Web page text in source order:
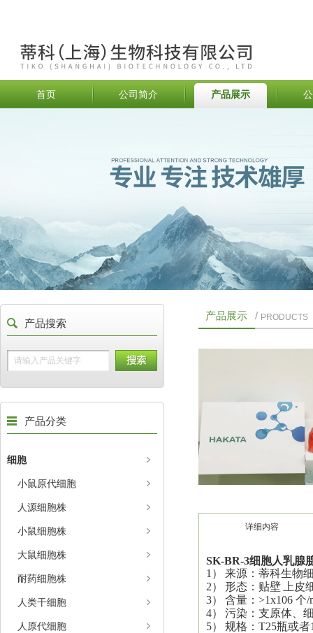
首页 公司简介 产品展示
产品搜索
产品分类
细胞
小鼠原代细胞
人源细胞株
小鼠细胞株
大鼠细胞株
耐药细胞株
人类干细胞
人原代细胞
产品展示 / PRODUCTS
详细内容
SK-BR-3细胞人乳腺
1）
来源：蒂科生物
2）
形态： 贴壁
上皮
3）
含量：>1x106 个/
4）
污染：支原体、
5）
规格：T25瓶或